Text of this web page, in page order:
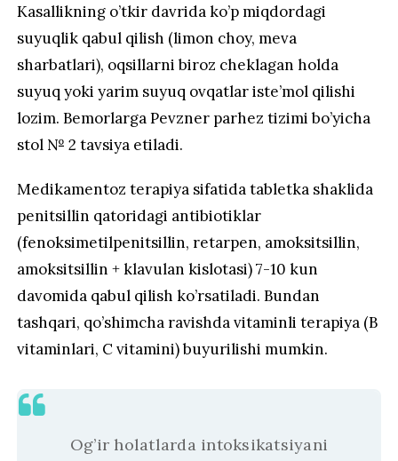
Kasallikning o’tkir davrida ko’p miqdordagi
suyuqlik qabul qilish (limon choy, meva
sharbatlari), oqsillarni biroz cheklagan holda
suyuq yoki yarim suyuq ovqatlar iste’mol qilishi
lozim. Bemorlarga Pevzner parhez tizimi bo’yicha
stol № 2 tavsiya etiladi.
Medikamentoz terapiya sifatida tabletka shaklida
penitsillin qatoridagi antibiotiklar
(fenoksimetilpenitsillin, retarpen, amoksitsillin,
amoksitsillin + klavulan kislotasi) 7-10 kun
davomida qabul qilish ko’rsatiladi. Bundan
tashqari, qo’shimcha ravishda vitaminli terapiya (B
vitaminlari, C vitamini) buyurilishi mumkin.
Og’ir holatlarda intoksikatsiyani